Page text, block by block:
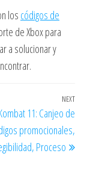
los códigos de
de Xbox para
a solucionar y
Next
NEXT
11: Canjeo de
promocionales,
Proceso